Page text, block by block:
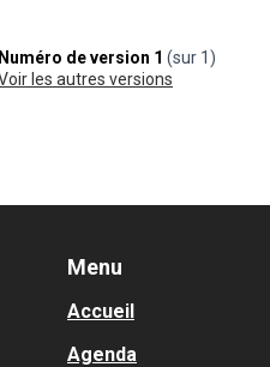
Numéro de version 1 (sur 1)
voir les autres versions
Menu
Accueil
Agenda